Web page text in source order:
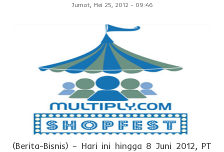
Jumat, Mei 25, 2012 - 09:46
(Berita-Bisnis) – Hari ini hingga 8 Juni 2012, PT